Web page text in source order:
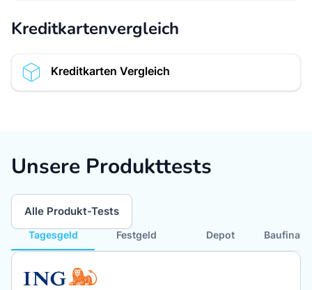
Kreditkartenvergleich
Kreditkarten Vergleich
Unsere Produkttests
Alle Produkt-Tests
Tagesgeld Festgeld Depot